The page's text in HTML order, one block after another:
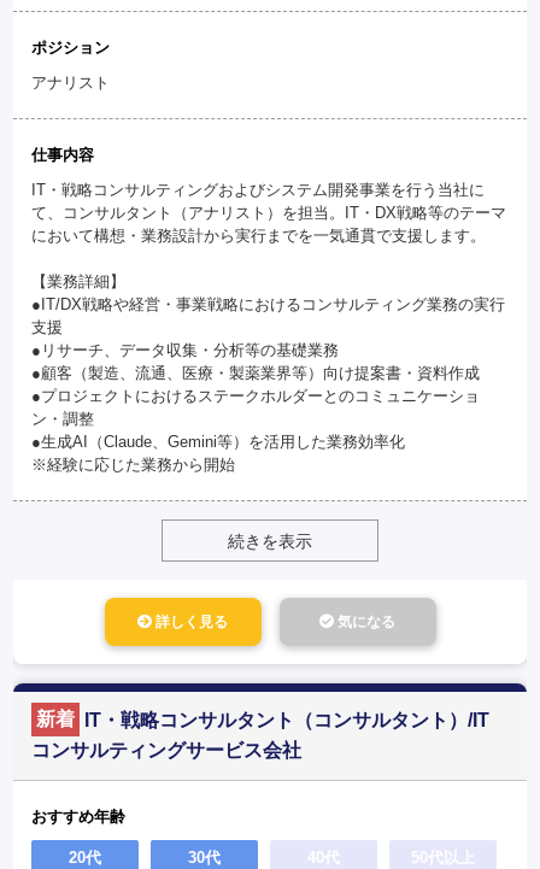
ポジション
アナリスト
仕事内容
IT・戦略コンサルティングおよびシステム開発事業を行う当社に
て、コンサルタント（アナリスト）を担当。IT・DX戦略等のテーマ
において構想・業務設計から実行までを一気通貫で支援します。
【業務詳細】
●IT/DX戦略や経営・事業戦略におけるコンサルティング業務の実行
支援
●リサーチ、データ収集・分析等の基礎業務
●顧客（製造、流通、医療・製薬業界等）向け提案書・資料作成
●プロジェクトにおけるステークホルダーとのコミュニケーショ
ン・調整
●生成AI（Claude、Gemini等）を活用した業務効率化
※経験に応じた業務から開始
続きを表示
詳しく見る 気になる
新着
IT・戦略コンサルタント（コンサルタント）/IT
コンサルティングサービス会社
おすすめ年齢
20代 30代 40代 50代以上